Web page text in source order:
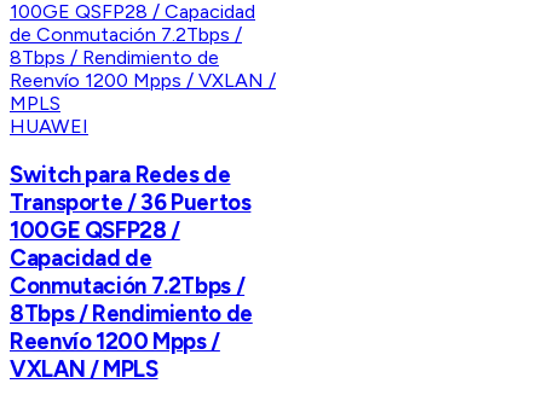
HUAWEI
Switch para Redes de
Transporte / 36 Puertos
100GE QSFP28 /
Capacidad de
Conmutación 7.2Tbps /
8Tbps / Rendimiento de
Reenvío 1200 Mpps /
VXLAN / MPLS